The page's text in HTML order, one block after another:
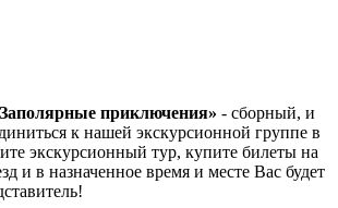
приключения» - сборный, и
к нашей экскурсионной группе в
экскурсионный тур, купите билеты на
и в назначенное время и месте Вас будет